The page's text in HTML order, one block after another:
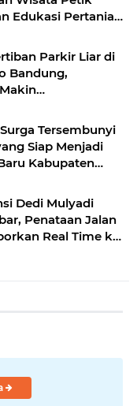
Edukasi Pertanian
Parkir Liar di
Bandung,
Tersembunyi
Siap Menjadi
Kabupaten
Dedi Mulyadi
Penataan Jalan
Real Time ke